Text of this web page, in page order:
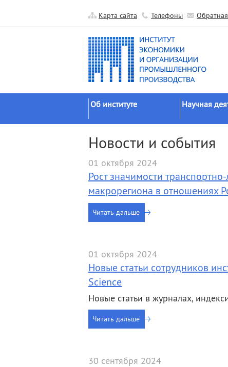
Карта сайта Телефоны
Об институте
Официальные документы
История
Руководство
Научные подразделения
Прочие подразделения
Издательская
Контакты
Научная
исследований
Прикладные
Гранты
Новости и события
01 октября 2024
Рост значимости
макрорегиона в отношениях
Читать дальше
01 октября 2024
Новые статьи сотрудников
Science
Новые статьи в журналах,
Читать дальше
30 сентября 2024